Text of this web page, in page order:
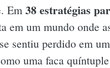
Em 38 estratégias
em um mundo onde
sentiu perdido em
uma faca